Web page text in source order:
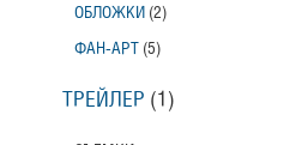
ОБЛОЖКИ (2)
ФАН-АРТ (5)
ТРЕЙЛЕР (1)